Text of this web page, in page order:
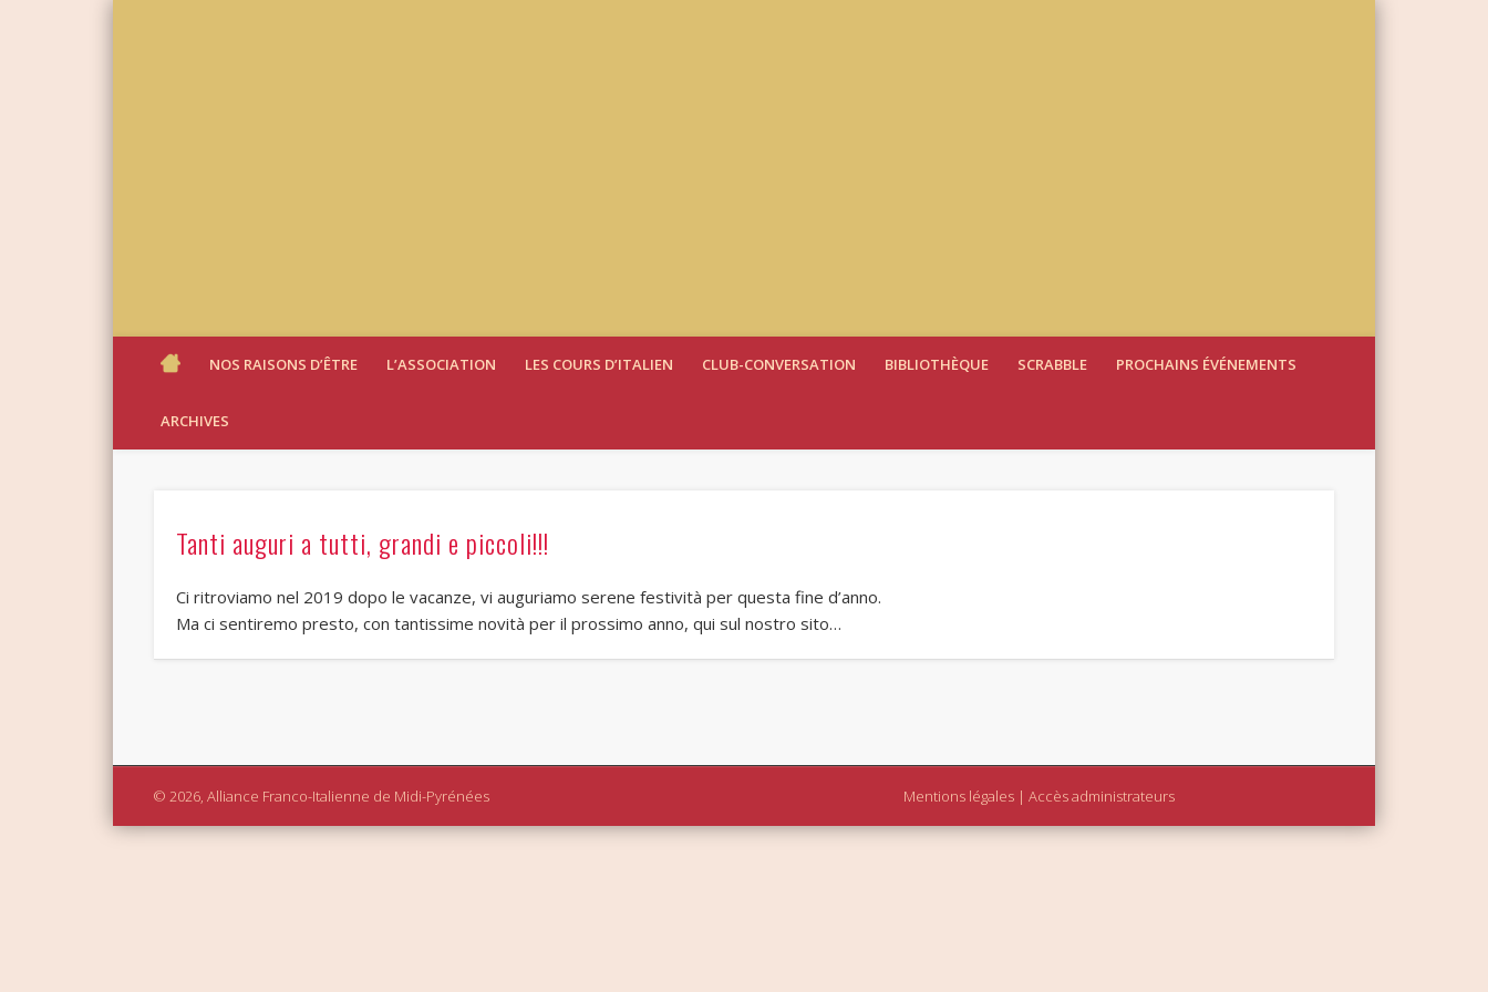
NOS RAISONS D’ÊTRE L’ASSOCIATION LES COURS D’ITALIEN CLUB-CONVERSATION BIBLIOTHÈQUE SCRABBLE PROCHAINS ÉVÉNEMENTS
ARCHIVES
Tanti auguri a tutti, grandi e piccoli!!!
Ci ritroviamo nel 2019 dopo le vacanze, vi auguriamo serene festività per questa fine d’anno.
Ma ci sentiremo presto, con tantissime novità per il prossimo anno, qui sul nostro sito…
© 2026, Alliance Franco-Italienne de Midi-Pyrénées Mentions légales| Accès administrateurs